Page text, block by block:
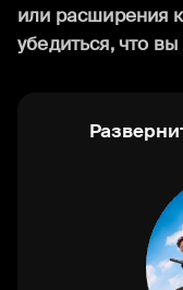
или расширения
убедиться, что